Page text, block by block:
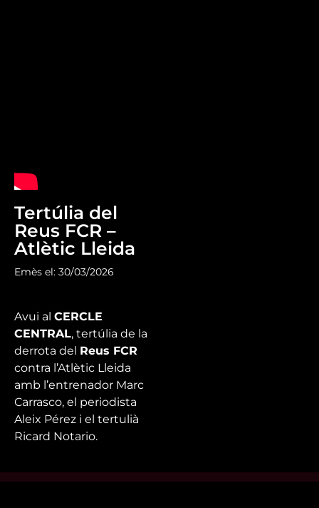
Tertúlia del
Reus FCR –
Atlètic Lleida
Emès el: 30/03/2026
Avui al CERCLE
CENTRAL, tertúlia de la
derrota del Reus FCR
contra l’Atlètic Lleida
amb l’entrenador Marc
Carrasco, el periodista
Aleix Pérez i el tertulià
Ricard Notario.